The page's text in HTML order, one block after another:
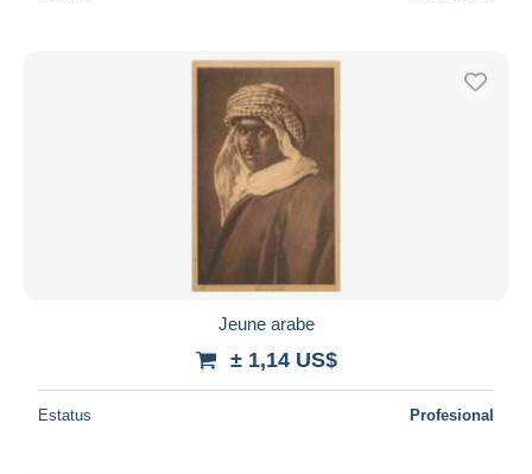
Jeune arabe
± 1,14 US$
Estatus Profesional